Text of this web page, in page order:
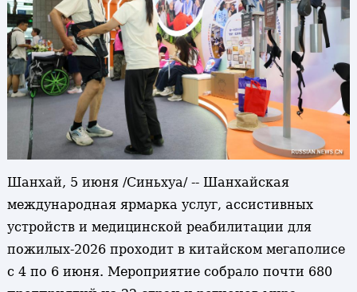
Шанхай, 5 июня /Синьхуа/ -- Шанхайская
международная ярмарка услуг, ассистивных
устройств и медицинской реабилитации для
пожилых-2026 проходит в китайском мегаполисе
с 4 по 6 июня. Мероприятие собрало почти 680